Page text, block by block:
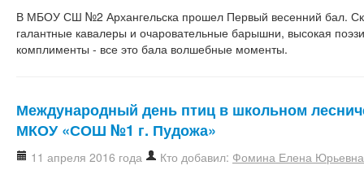
В МБОУ СШ №2 Архангельска прошел Первый весенний бал.
галантные кавалеры и очаровательные барышни, высокая
комплименты - все это бала волшебные моменты.
Международный день птиц в школьном
МКОУ «СОШ №1 г. Пудожа»
11 апреля 2016 года Кто добавил: Фомина Елена Юрьевна